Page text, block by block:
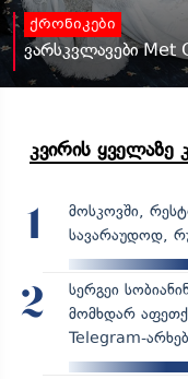
ქრონიკები
ვარსკვლავები
კვირის ყველაზე
1
მოსკოვში,
სავარაუდოდ,
2
სერგეი
მომხდარ
Telegram-